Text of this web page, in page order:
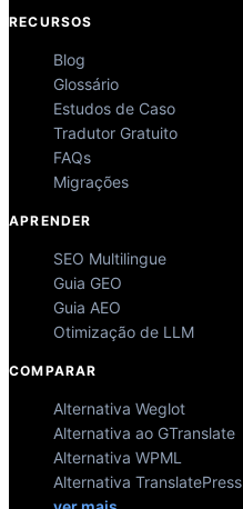
RECURSOS
Blog
Glossário
Estudos de Caso
Tradutor Gratuito
FAQs
Migrações
APRENDER
SEO Multilingue
Guia GEO
Guia AEO
Otimização de LLM
COMPARAR
Alternativa Weglot
Alternativa ao GTranslate
Alternativa WPML
Alternativa TranslatePress